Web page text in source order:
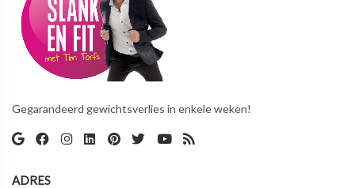
Gegarandeerd gewichtsverlies in enkele weken!
ADRES